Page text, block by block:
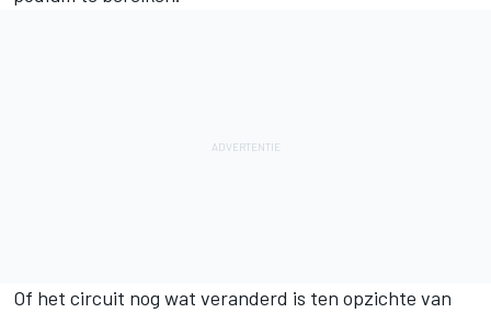
Of het circuit nog wat veranderd is ten opzichte van